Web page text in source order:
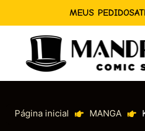
MEUS PEDIDOS
Página inicial MANGA